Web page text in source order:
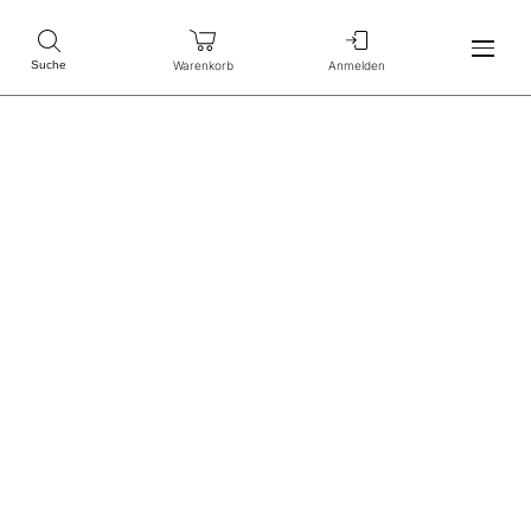
Suche Warenkorb Anmelden